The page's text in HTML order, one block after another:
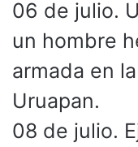
06 de julio.
un hombre
armada en
Uruapan.
08 de julio.